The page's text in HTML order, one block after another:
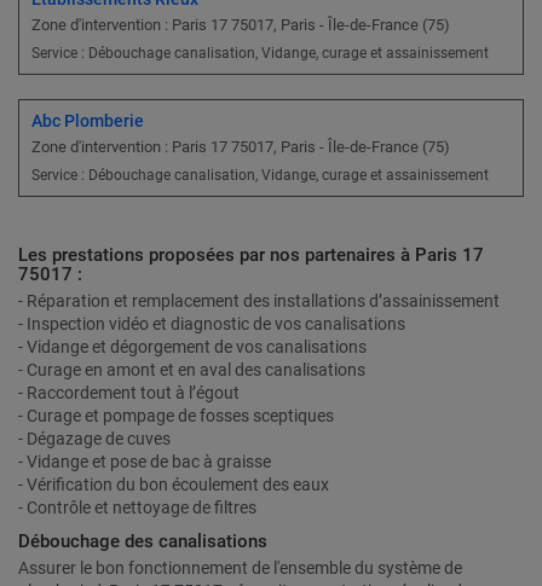
Zone d'intervention : Paris 17 75017, Paris - Île-de-France (75)
Service : Débouchage canalisation, Vidange, curage et assainissement
Abc Plomberie
Zone d'intervention : Paris 17 75017, Paris - Île-de-France (75)
Service : Débouchage canalisation, Vidange, curage et assainissement
Les prestations proposées par nos partenaires à Paris 17
75017 :
- Réparation et remplacement des installations d’assainissement
- Inspection vidéo et diagnostic de vos canalisations
- Vidange et dégorgement de vos canalisations
- Curage en amont et en aval des canalisations
- Raccordement tout à l’égout
- Curage et pompage de fosses sceptiques
- Dégazage de cuves
- Vidange et pose de bac à graisse
- Vérification du bon écoulement des eaux
- Contrôle et nettoyage de filtres
Débouchage des canalisations
Assurer le bon fonctionnement de l'ensemble du système de